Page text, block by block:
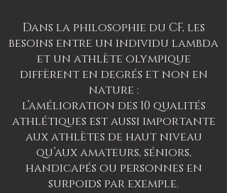
Dans la philosophie du CF, les
besoins entre un individu lambda
et un athlète olympique
diffèrent en degrés et non en
nature :
l’amélioration des 10 qualités
athlétiques est aussi importante
aux athlètes de haut niveau
qu’aux amateurs, séniors,
handicapés ou personnes en
surpoids par exemple.